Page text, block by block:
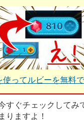
使ってルビーを無料
すぐチェックしてみ
りますよ！